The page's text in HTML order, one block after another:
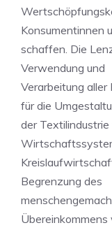
Konsumentinnen
schaffen. Die
Verwendung und
Verarbeitung
für die
der
Begrenzung des
Übereinkommens